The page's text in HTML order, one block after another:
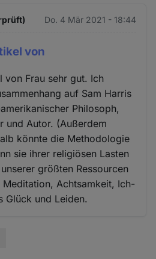
Do. 4 Mär 2021 - 18:44
von
Frau sehr gut. Ich
auf Sam Harris
Philosoph,
und Autor. (Außerdem
könnte die Methodologie
sie ihrer religiösen Lasten
größten Ressourcen
Achtsamkeit, Ich-
Glück und Leiden.